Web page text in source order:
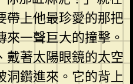
帶上他最珍愛的那把
來一聲巨大的撞擊。
戴著太陽眼鏡的太空
洞鑽進來。它的背上